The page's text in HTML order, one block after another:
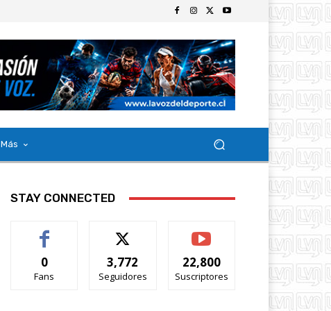
Más
STAY CONNECTED
0
Fans
3,772
Seguidores
22,800
Suscriptores